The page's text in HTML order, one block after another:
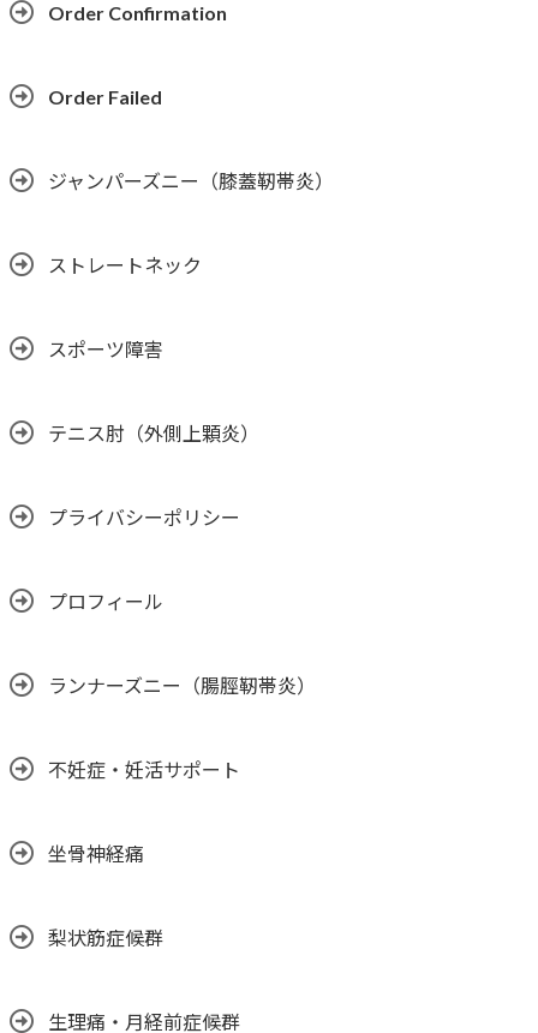
Order Confirmation
Order Failed
ジャンパーズニー（膝蓋靭帯炎）
ストレートネック
スポーツ障害
テニス肘（外側上顆炎）
プライバシーポリシー
プロフィール
ランナーズニー（腸脛靭帯炎）
不妊症・妊活サポート
坐骨神経痛
梨状筋症候群
生理痛・月経前症候群